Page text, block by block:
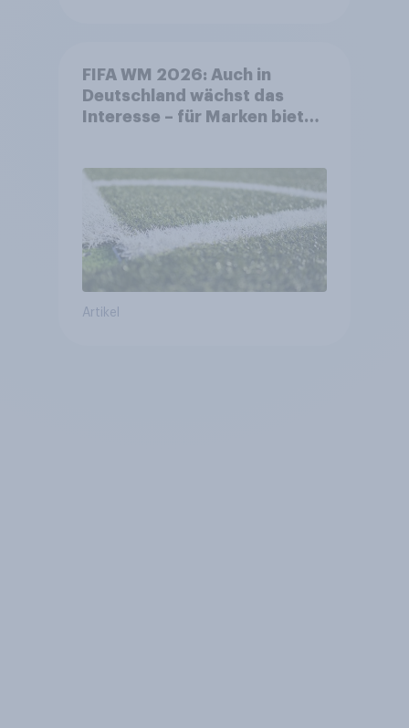
FIFA WM 2026: Auch in
Deutschland wächst das
Interesse – für Marken bietet
Artikel